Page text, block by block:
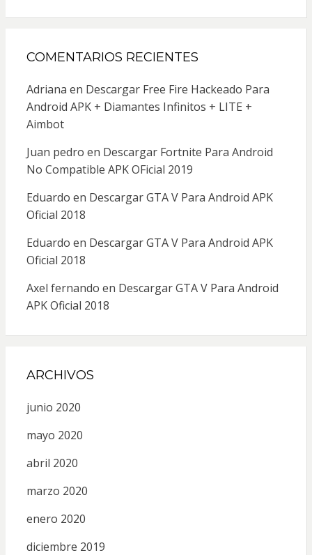
COMENTARIOS RECIENTES
Adriana en Descargar Free Fire Hackeado Para
Android APK + Diamantes Infinitos + LITE +
Aimbot
Juan pedro en Descargar Fortnite Para Android
No Compatible APK OFicial 2019
Eduardo en Descargar GTA V Para Android APK
Oficial 2018
Eduardo en Descargar GTA V Para Android APK
Oficial 2018
Axel fernando en Descargar GTA V Para Android
APK Oficial 2018
ARCHIVOS
junio 2020
mayo 2020
abril 2020
marzo 2020
enero 2020
diciembre 2019